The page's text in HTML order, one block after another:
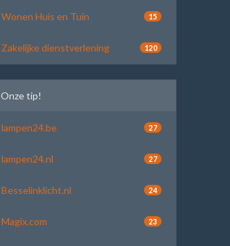
Wonen Huis en Tuin 15
Zakelijke dienstverlening 120
Onze tip!
lampen24.be 27
lampen24.nl 27
Besselinklicht.nl 24
Magix.com 23